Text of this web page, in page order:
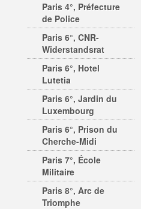
Paris 4°, Préfecture
de Police
Paris 6°, CNR-
Widerstandsrat
Paris 6°, Hotel
Lutetia
Paris 6°, Jardin du
Luxembourg
Paris 6°, Prison du
Cherche-Midi
Paris 7°, École
Militaire
Paris 8°, Arc de
Triomphe